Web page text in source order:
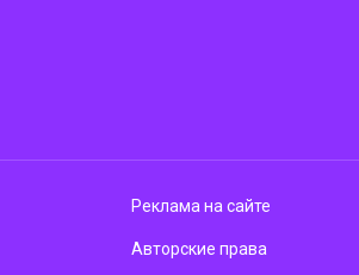
Реклама на сайте
Авторские права